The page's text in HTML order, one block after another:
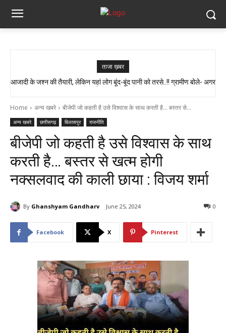
ताजा ख़बर
AAP सांसद को मिला कांग्रेस विधायक अटल श्रीवास्तव का साथ, बोले- केंद्र में नीति
आजादी के जश्न की तैयारी, लेकिन यहां लोग बूंद-बूंद पानी को तरसे..!! ग्रामीण बोले- अगर
Home अन्य खबरे बीजेपी जो कहती है उसे विश्वास के साथ करती है... बस्तर से...
अन्य खबरे छत्तीसगढ़ बिलासपुर राजनीति
बीजेपी जो कहती है उसे विश्वास के साथ
करती है… बस्तर से खत्म होगी
नक्सलवाद की काली छाया : विजय शर्मा
By Ghanshyam Gandharv June 25, 2024 0
Facebook X Pinterest